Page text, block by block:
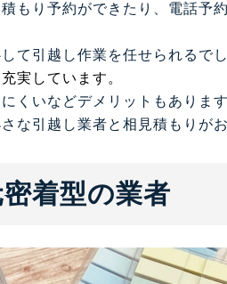
もり予約ができたり、電話予
て引越し作業を任せられるでし
実しています。
くいなどデメリットもあります
な引越し業者と相見積もりがお
着型の業者